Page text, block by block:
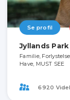
Se profil
Jyllands
Familie,
Have, MUST SEE
6920